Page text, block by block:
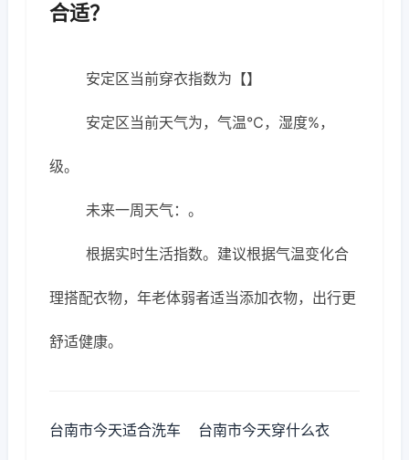
合适？
安定区当前穿衣指数为【】
安定区当前天气为，气温℃，湿度%，
级。
未来一周天气：。
根据实时生活指数。建议根据气温变化合
理搭配衣物，年老体弱者适当添加衣物，出行更
舒适健康。
台南市今天适合洗车 台南市今天穿什么衣